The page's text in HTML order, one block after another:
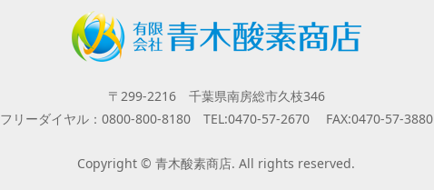
〒299-2216 千葉県南房総市久枝346
フリーダイヤル：0800-800-8180 TEL:0470-57-2670 FAX:0470-57-3880
Copyright © 青木酸素商店. All rights reserved.